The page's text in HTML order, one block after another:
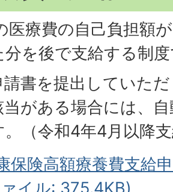
医療費の自己負担額
分を後で支給する制
書を提出していた
がある場合には、
（令和4年4月以降
保険高額療養費支給